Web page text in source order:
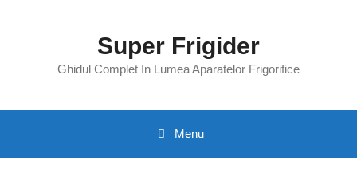
Super Frigider
Ghidul Complet In Lumea Aparatelor Frigorifice
Menu